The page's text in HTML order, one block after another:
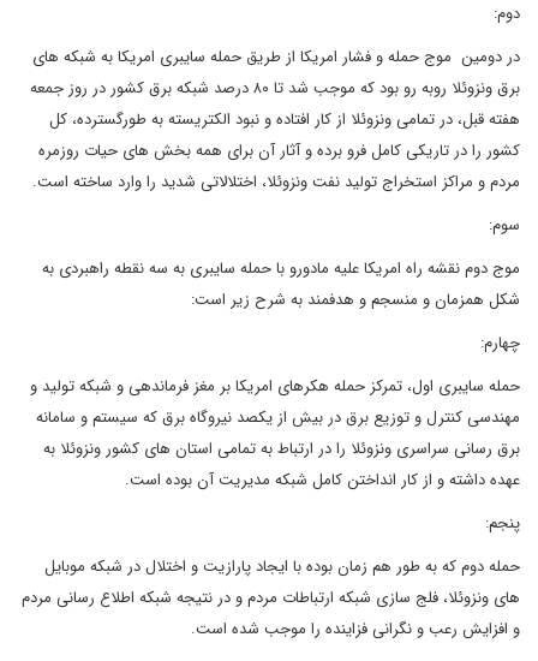
دوم:
در دومین موج حمله و فشار امریکا از طریق حمله سایبری امریکا به شبکه های
برق ونزوئلا روبه رو بود که موجب شد تا ۸۰ درصد شبکه برق کشور در روز جمعه
هفته قبل، در تمامی ونزوئلا از کار افتاده و نبود الکتریسته به طورگسترده، کل
کشور را در تاریکی کامل فرو برده و آثار آن برای همه بخش های حیات روزمره
مردم و مراکز استخراج تولید نفت ونزوئلا، اختلالاتی شدید را وارد ساخته است.
سوم:
موج دوم نقشه راه امریکا علیه مادورو با حمله سایبری به سه نقطه راهبردی به
شکل همزمان و منسجم و هدفمند به شرح زیر است:
چهارم:
حمله سایبری اول، تمرکز حمله هکرهای امریکا بر مغز فرماندهی و شبکه تولید و
مهندسی کنترل و توزیع برق در بیش از یکصد نیروگاه برق که سیستم و سامانه
برق رسانی سراسری ونزوئلا را در ارتباط به تمامی استان های کشور ونزوئلا به
عهده داشته و از کار انداختن کامل شبکه مدیریت آن بوده است.
پنجم:
حمله دوم که به طور هم زمان بوده با ایجاد پارازیت و اختلال در شبکه موبایل
های ونزوئلا، فلج سازی شبکه ارتباطات مردم و در نتیجه شبکه اطلاع رسانی مردم
و افزایش رعب و نگرانی فزاینده را موجب شده است.